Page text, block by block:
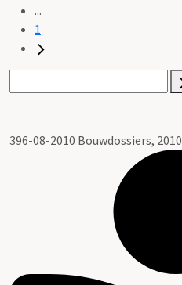
...
1
396-08-2010 Bouwdossiers, 2010